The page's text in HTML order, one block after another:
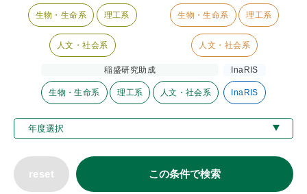
生物・生命系 理工系
人文・社会系
生物・生命系 理工系
人文・社会系
稲盛研究助成
生物・生命系 理工系 人文・社会系
InaRIS
InaRIS
reset この条件で検索